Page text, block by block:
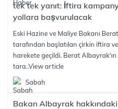
tek tek yanıt: İftira
yollara başvurulacak
Eski Hazine ve Maliye Bakanı
tarafından başlatılan çirkin iftira
harekete geçildi. Berat
tara..View article
Sabah
Bakan Albayrak